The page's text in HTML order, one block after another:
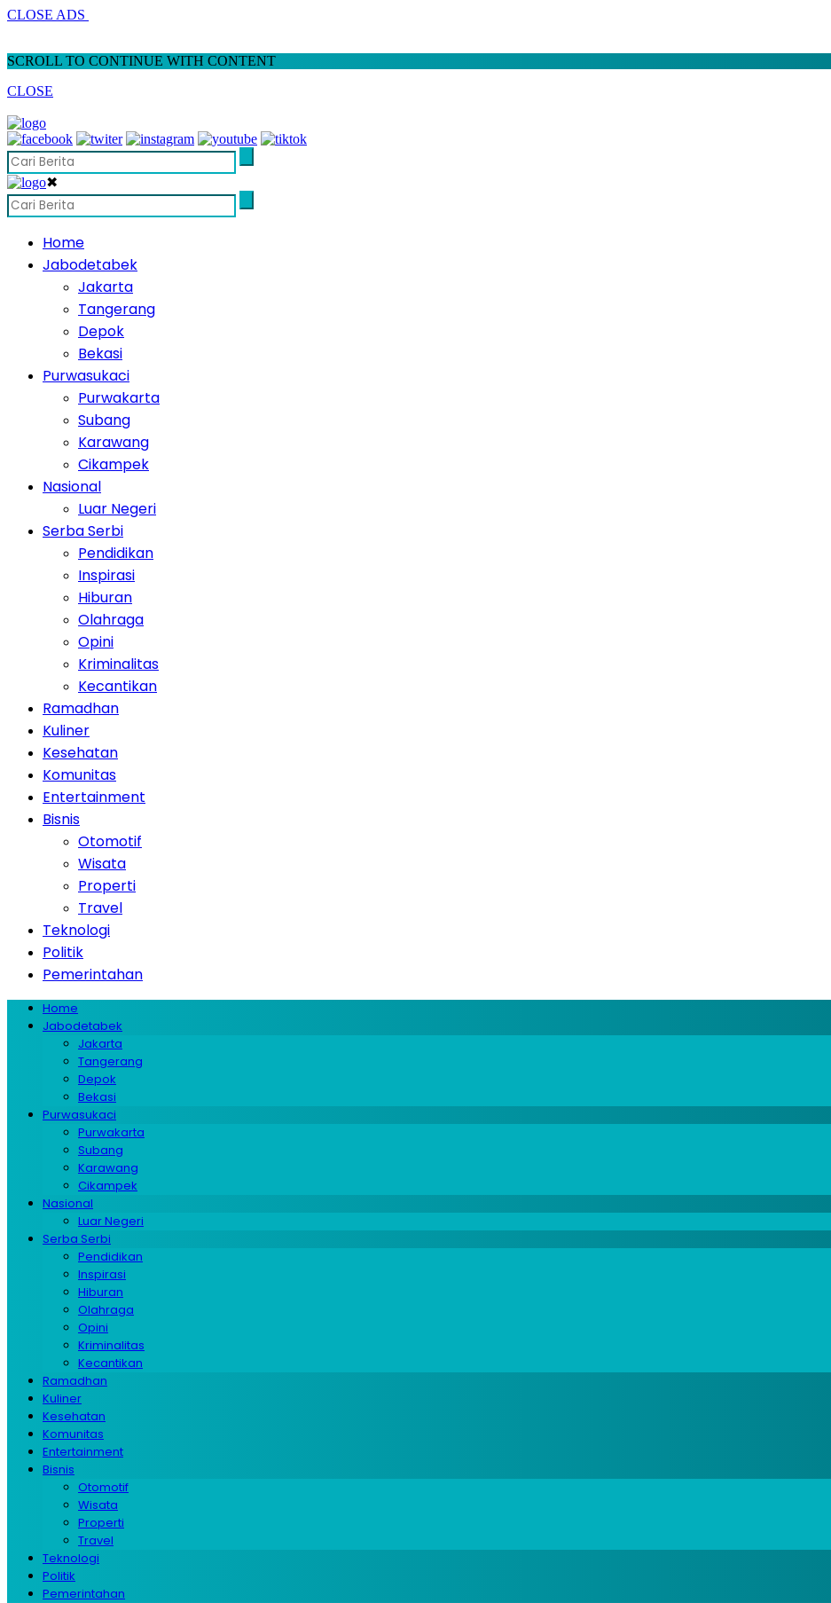
CLOSE ADS
SCROLL TO CONTINUE WITH CONTENT
CLOSE
✖
Home
Jabodetabek
Jakarta
Tangerang
Depok
Bekasi
Purwasukaci
Purwakarta
Subang
Karawang
Cikampek
Nasional
Luar Negeri
Serba Serbi
Pendidikan
Inspirasi
Hiburan
Olahraga
Opini
Kriminalitas
Kecantikan
Ramadhan
Kuliner
Kesehatan
Komunitas
Entertainment
Bisnis
Otomotif
Wisata
Properti
Travel
Teknologi
Politik
Pemerintahan
Home
Jabodetabek
Jakarta
Tangerang
Depok
Bekasi
Purwasukaci
Purwakarta
Subang
Karawang
Cikampek
Nasional
Luar Negeri
Serba Serbi
Pendidikan
Inspirasi
Hiburan
Olahraga
Opini
Kriminalitas
Kecantikan
Ramadhan
Kuliner
Kesehatan
Komunitas
Entertainment
Bisnis
Otomotif
Wisata
Properti
Travel
Teknologi
Politik
Pemerintahan